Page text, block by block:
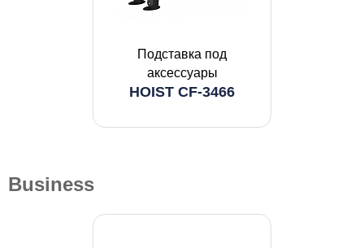
Подставка под
аксессуары
HOIST CF-3466
Business